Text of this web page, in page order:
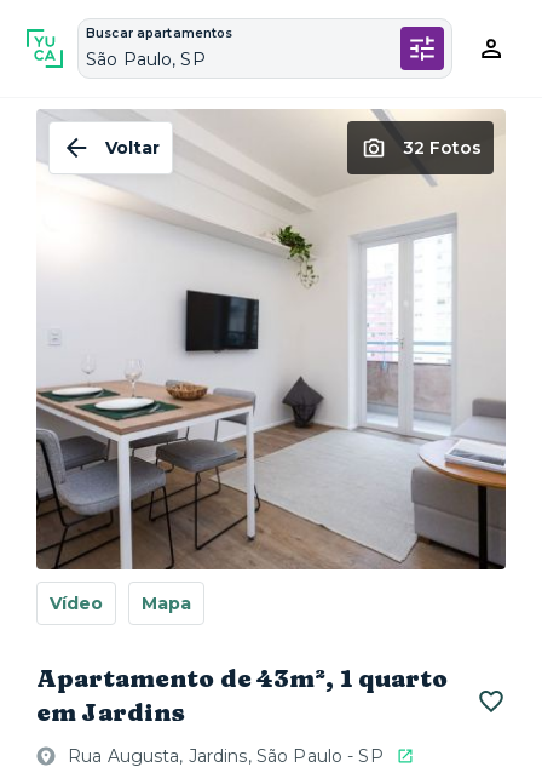
Buscar apartamentos
São Paulo, SP
Voltar 32 Fotos
Vídeo Mapa
Apartamento de 43m², 1 quarto
em Jardins
Rua Augusta, Jardins, São Paulo - SP